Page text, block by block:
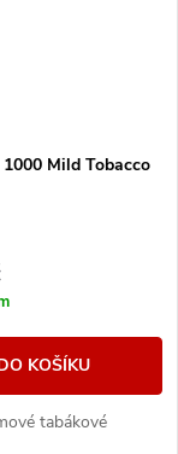
1000 Mild Tobacco
KOŠÍKU
tabákové